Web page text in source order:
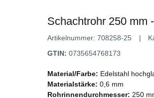
Schachtrohr 250 mm
Artikelnummer: 708258-25
GTIN: 0735654768173
Material/Farbe: Edelstahl
Materialstärke: 0,6 mm
Rohrinnendurchmesser: 250